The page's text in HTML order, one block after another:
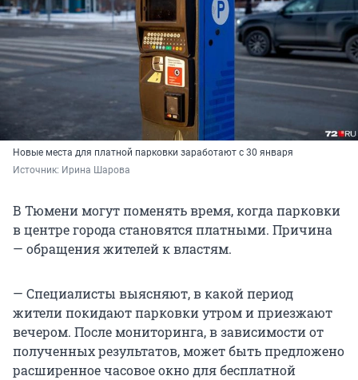
Новые места для платной парковки заработают с 30 января
Источник: Ирина Шарова
В Тюмени могут поменять время, когда парковки
в центре города становятся платными. Причина
— обращения жителей к властям.
— Специалисты выясняют, в какой период
жители покидают парковки утром и приезжают
вечером. После мониторинга, в зависимости от
полученных результатов, может быть предложено
расширенное часовое окно для бесплатной